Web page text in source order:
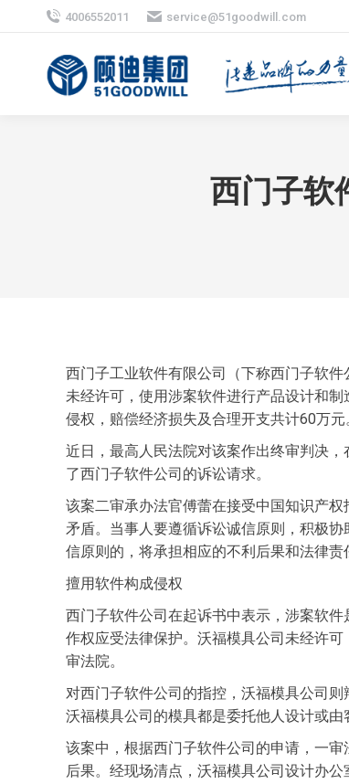
4006552011 service@51goodwill.com
西门子软
西门子工业软件有限公司（下称西门子软
未经许可，使用涉案软件进行产品设计和
侵权，赔偿经济损失及合理开支共计60万
近日，最高人民法院对该案作出终审判决
了西门子软件公司的诉讼请求。
该案二审承办法官傅蕾在接受中国知识产
矛盾。当事人要遵循诉讼诚信原则，积极
信原则的，将承担相应的不利后果和法律
擅用软件构成侵权
西门子软件公司在起诉书中表示，涉案软
作权应受法律保护。沃福模具公司未经许
审法院。
对西门子软件公司的指控，沃福模具公司
沃福模具公司的模具都是委托他人设计或
该案中，根据西门子软件公司的申请，一
后果。经现场清点，沃福模具公司设计办